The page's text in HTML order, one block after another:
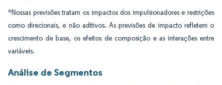
*Nossas previsões tratam os impactos dos impulsionadores e restrições
como direcionais, e não aditivos. As previsões de impacto refletem o
crescimento de base, os efeitos de composição e as interações entre
variáveis.
Análise de Segmentos